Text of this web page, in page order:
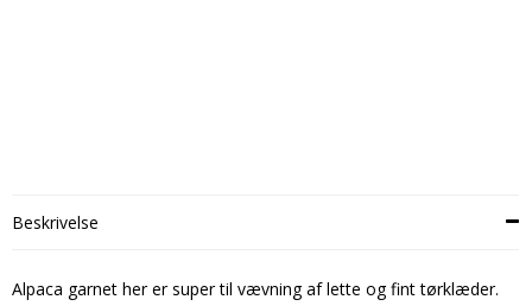
Beskrivelse
Alpaca garnet her er super til vævning af lette og fint tørklæder.